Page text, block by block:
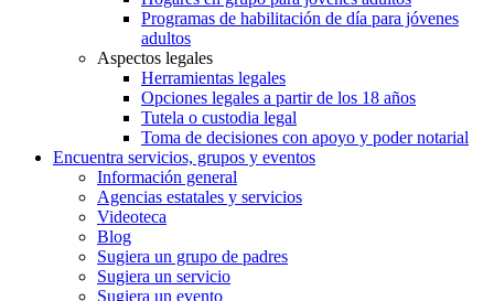
Programas de habilitación de día para jóvenes
adultos
Aspectos legales
Herramientas legales
Opciones legales a partir de los 18 años
Tutela o custodia legal
Toma de decisiones con apoyo y poder notarial
Encuentra servicios, grupos y eventos
Información general
Agencias estatales y servicios
Videoteca
Blog
Sugiera un grupo de padres
Sugiera un servicio
Sugiera un evento